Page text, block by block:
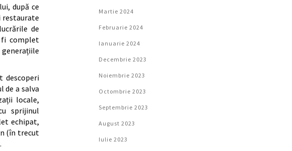
după ce
restaurate
de
fi complet
descoperi
de a salva
locale,
sprijinul
echipat,
(în trecut
Martie 2024
Februarie 2024
Ianuarie 2024
Decembrie 2023
Noiembrie 2023
Octombrie 2023
Septembrie 2023
August 2023
Iulie 2023